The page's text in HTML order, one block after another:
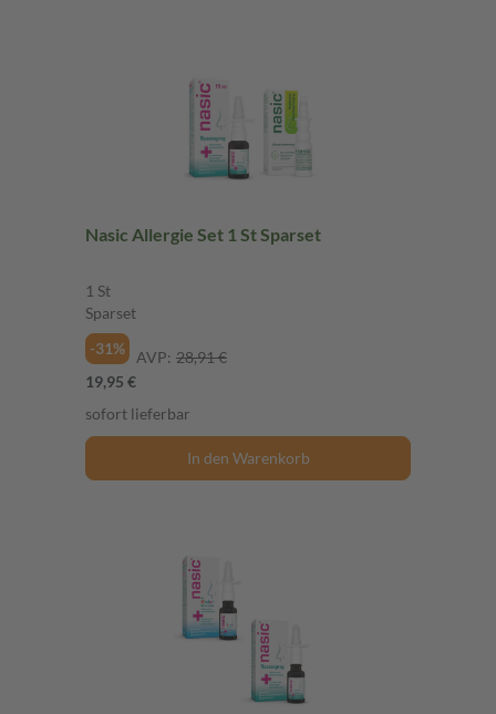
Nasic Allergie Set 1 St Sparset
1 St
Sparset
-31% AVP: 28,91 €
19,95 €
sofort lieferbar
In den Warenkorb